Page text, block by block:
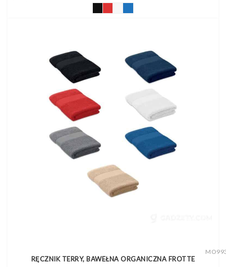
RĘCZNIK TERRY, BAWEŁNA ORGANICZNA FROTTE